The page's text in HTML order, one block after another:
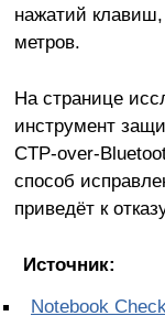
нажатий
метров.
На странице
инструмент
CTP-over-
способ
приведёт к
Источник:
Notebook